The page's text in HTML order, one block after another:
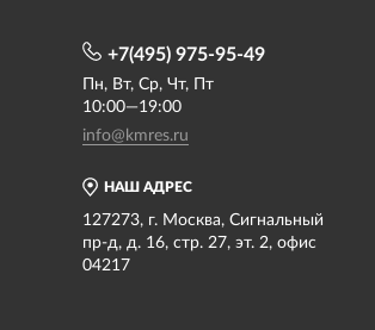
НАШ АДРЕС
127273, г. Москва, Сигнальный
пр-д, д. 16, стр. 27, эт. 2, офис
04217
+7(495) 975-95-49
Пн, Вт, Ср, Чт, Пт
10:00—19:00
info@kmres.ru